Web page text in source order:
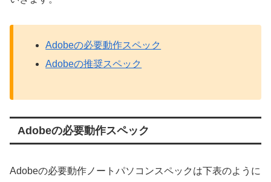
Adobeの必要動作スペック
Adobeの推奨スペック
Adobeの必要動作スペック
Adobeの必要動作ノートパソコンスペックは下表のように